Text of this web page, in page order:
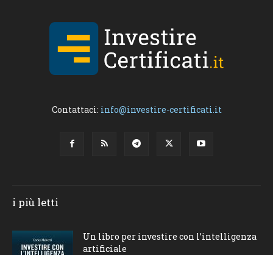
Contattaci: info@investire-certificati.it
i più letti
Un libro per investire con l’intelligenza
artificiale